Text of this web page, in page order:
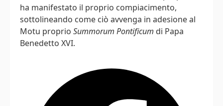
ha manifestato il proprio compiacimento,
sottolineando come ciò avvenga in adesione al
Motu proprio Summorum Pontificum di Papa
Benedetto XVI.